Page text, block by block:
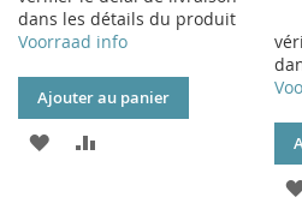
dans les détails du produit
Voorraad info
Ajouter au panier
AJOUTER